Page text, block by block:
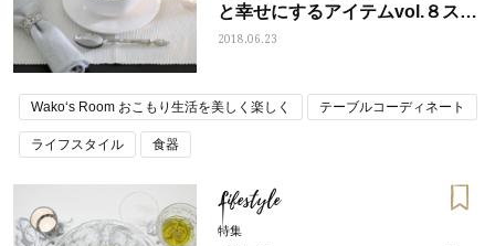
と幸せにするアイテムvol.８スー
プボウル
2018.06.23
Wako‘s Room おこもり生活を美しく楽しく テーブルコーディネート
ライフスタイル 食器
Lifestyle
特集